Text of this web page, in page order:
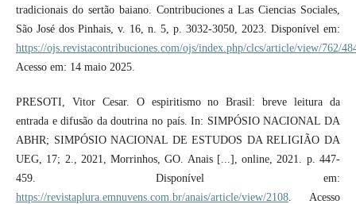
tradicionais do sertão baiano. Contribuciones a Las Ciencias Sociales,
São José dos Pinhais, v. 16, n. 5, p. 3032-3050, 2023. Disponível em:
https://ojs.revistacontribuciones.com/ojs/index.php/clcs/article/view/762/
Acesso em: 14 maio 2025.
PRESOTI, Vitor Cesar. O espiritismo no Brasil: breve leitura da
entrada e difusão da doutrina no país. In: SIMPÓSIO NACIONAL DA
ABHR; SIMPÓSIO NACIONAL DE ESTUDOS DA RELIGIÃO DA
UEG, 17; 2., 2021, Morrinhos, GO. Anais [...], online, 2021. p. 447-
459. Disponível em:
https://revistaplura.emnuvens.com.br/anais/article/view/2108. Acesso